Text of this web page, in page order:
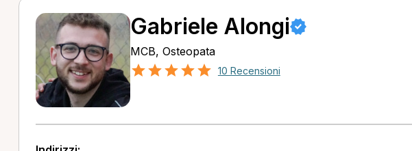
Gabriele Alongi
MCB, Osteopata
10 Recensioni